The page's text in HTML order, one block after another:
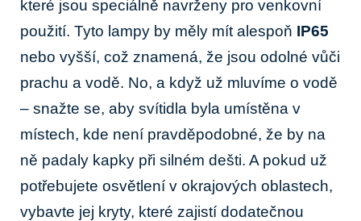
které jsou⁢ speciálně navrženy⁢ pro venkovní
použití. Tyto ⁣lampy by měly mít alespoň IP65
nebo ‌vyšší, což znamená, že jsou odolné vůči
prachu a vodě. No,⁤ a když už mluvíme o vodě
– snažte se, aby svítidla ​byla umístěna v
místech, kde není pravděpodobné, že by na
ně padaly kapky při ​silném dešti. A pokud už
potřebujete osvětlení v ‍okrajových oblastech,
vybavte jej kryty, které zajistí dodatečnou